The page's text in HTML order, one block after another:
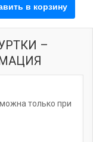
–
только при